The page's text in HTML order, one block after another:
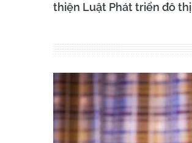
thiện Luật Phát triển đô thị